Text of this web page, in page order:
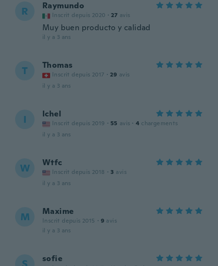
R Raymundo
Inscrit depuis 2020 · 27 avis
Muy buen producto y calidad
il y a 3 ans
T Thomas
Inscrit depuis 2017 · 29 avis
il y a 3 ans
I Ichel
Inscrit depuis 2019 · 55 avis · 4 chargements
il y a 3 ans
W Wtfc
Inscrit depuis 2018 · 3 avis
il y a 3 ans
M Maxime
Inscrit depuis 2015 · 9 avis
il y a 3 ans
sofie